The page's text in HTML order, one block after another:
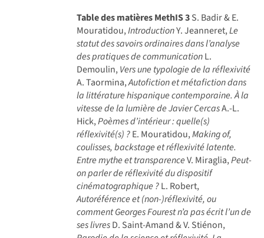
Table des matières MethIS 3S. Badir & E.
Mouratidou,IntroductionY. Jeanneret,Le
statut des savoirs ordinaires dans l’analyse
des pratiques de communicationL.
Demoulin,Vers une typologie de la réflexivité
A. Taormina,Autofiction et métafiction dans
la littérature hispanique contemporaine. À la
vitesse de la lumière de Javier CercasA.-L.
Hick,Poèmes d’intérieur : quelle(s)
réflexivité(s) ?E. Mouratidou,Making of,
coulisses, backstage et réflexivité latente.
Entre mythe et transparenceV. Miraglia,Peut-
on parler de réflexivité du dispositif
cinématographique ?L. Robert,
Autoréférence et (non-)réflexivité, ou
comment Georges Fourest n’a pas écrit l’un de
ses livresD. Saint-Amand & V. Stiénon,